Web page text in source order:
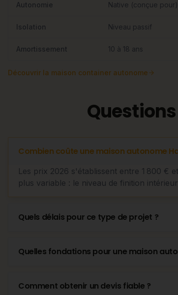
Autonomie Native (conçue pour)
Isolation Niveau passif
Amortissement 10 à 18 ans
Découvrir la maison container autonome
Combien coûte une maison autonome
Les prix 2026 s'établissent entre 1 800 €
plus variable : le niveau de finition
Quels délais pour ce type de projet ?
Quelles fondations pour une maison
Comment obtenir un devis fiable ?